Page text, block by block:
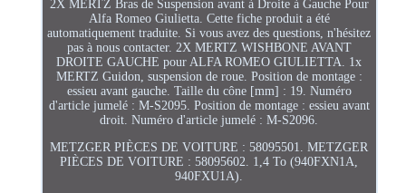
2X MERTZ Bras de Suspension avant à Droite à Gauche Pour
Alfa Romeo Giulietta. Cette fiche produit a été
automatiquement traduite. Si vous avez des questions, n'hésitez
pas à nous contacter. 2X MERTZ WISHBONE AVANT
DROITE GAUCHE pour ALFA ROMEO GIULIETTA. 1x
MERTZ Guidon, suspension de roue. Position de montage :
essieu avant gauche. Taille du cône [mm] : 19. Numéro
d'article jumelé : M-S2095. Position de montage : essieu avant
droit. Numéro d'article jumelé : M-S2096.
METZGER PIÈCES DE VOITURE : 58095501. METZGER
PIÈCES DE VOITURE : 58095602. 1,4 To (940FXN1A,
940FXU1A).